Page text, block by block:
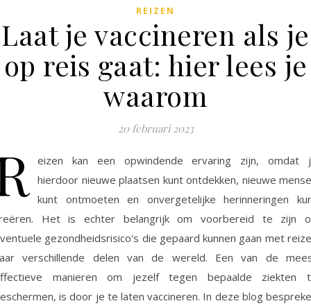
REIZEN
Laat je vaccineren als je
op reis gaat: hier lees je
waarom
20 februari 2023
eizen kan een opwindende ervaring zijn, omdat
hierdoor nieuwe plaatsen kunt ontdekken, nieuwe
kunt ontmoeten en onvergetelijke herinneringen
Het is echter belangrijk om voorbereid te zijn
gezondheidsrisico's die gepaard kunnen gaan met
verschillende delen van de wereld. Een van de
manieren om jezelf tegen bepaalde ziekten
is door je te laten vaccineren. In deze blog